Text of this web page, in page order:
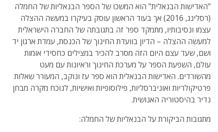
"האדישות הבנאלית" הוא המשכו של הספר הבנאליות של החמלה
(רסלינג, 2016) אך בעוד הראשון עוסק בעיקרו במעשה ההצלה
עצמו ונסיבותיו, מתמקד ספר זה בתגובתה של החברה הישראלית
למעשה ההצלה – הדיון בוועדת החינוך של הכנסת, עמדת ארגון יד
ושם, שעד עצם היום הזה מסרב להכיר במצילים כחסידי אומות
עולם, השפעת הספר על מערכת החינוך וראיונות עם מעט
מהשורדים. האדישות הבנאלית הוא ספר עז ונוקב, המעורר שאלות
פרטיקולריות ואוניברסליות, פילוסופיות ואישיות, לנוכח מקרה מבחן
נדיר בהיסטוריה האנושית.
מתגובות הביקורת על הבנאליות של החמלה: